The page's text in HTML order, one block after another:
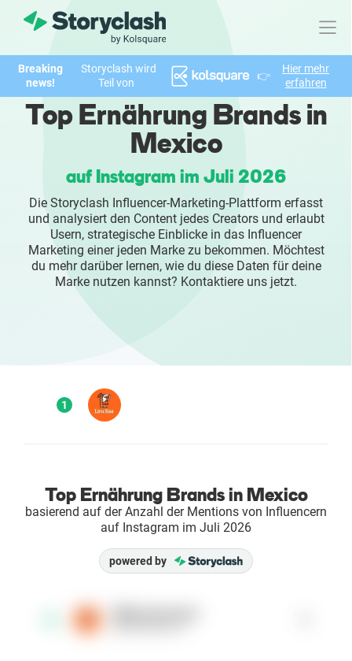
Produkt
FEATURES
KI-unterstützte Influencer Suche
Brand Insights & Marktforschung
Collaboration & Relationship Management
Reporting & Analysen
Direct to Consumer Brands (DTC)
Success Stories
AI Influencer Search
Breaking
news!
Storyclash wird
Teil von
👉
Hier mehr
erfahren
Top Ernährung Brands in
Mexico
auf Instagram im Juli 2026
Die Storyclash Influencer-Marketing-Plattform erfasst
und analysiert den Content jedes Creators und erlaubt
Usern, strategische Einblicke in das Influencer
Marketing einer jeden Marke zu bekommen. Möchtest
du mehr darüber lernen, wie du diese Daten für deine
Marke nutzen kannst? Kontaktiere uns jetzt.
1
Top Ernährung Brands in Mexico
basierend auf der Anzahl der Mentions von Influencern
auf Instagram im Juli 2026
powered by